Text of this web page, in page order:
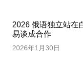
2026 俄语独立站在
易谈成合作
2026年1月30日